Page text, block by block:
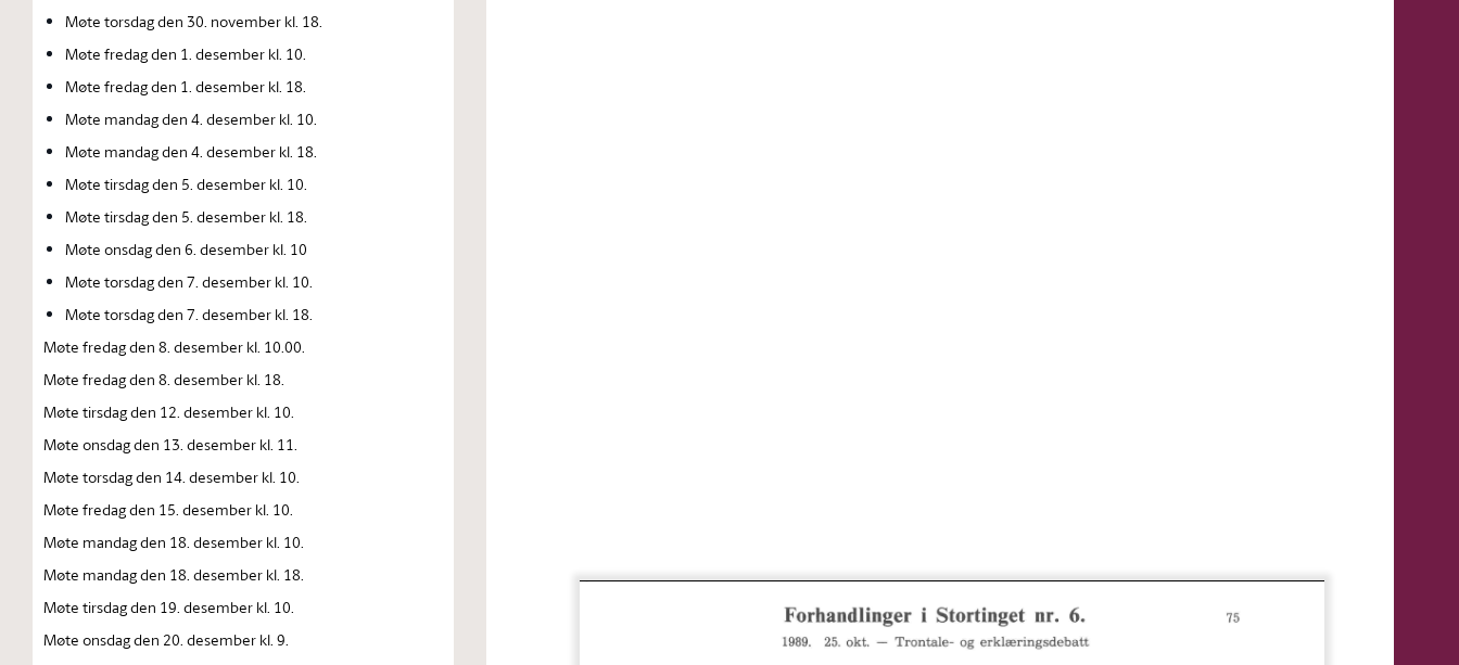
Møte torsdag den 30. november kl. 18.
Møte fredag den 1. desember kl. 10.
Møte fredag den 1. desember kl. 18.
Møte mandag den 4. desember kl. 10.
Møte mandag den 4. desember kl. 18.
Møte tirsdag den 5. desember kl. 10.
Møte tirsdag den 5. desember kl. 18.
Møte onsdag den 6. desember kl. 10
Møte torsdag den 7. desember kl. 10.
Møte torsdag den 7. desember kl. 18.
Møte fredag den 8. desember kl. 10.00.
Møte fredag den 8. desember kl. 18.
Møte tirsdag den 12. desember kl. 10.
Møte onsdag den 13. desember kl. 11.
Møte torsdag den 14. desember kl. 10.
Møte fredag den 15. desember kl. 10.
Møte mandag den 18. desember kl. 10.
Møte mandag den 18. desember kl. 18.
Møte tirsdag den 19. desember kl. 10.
Møte onsdag den 20. desember kl. 9.